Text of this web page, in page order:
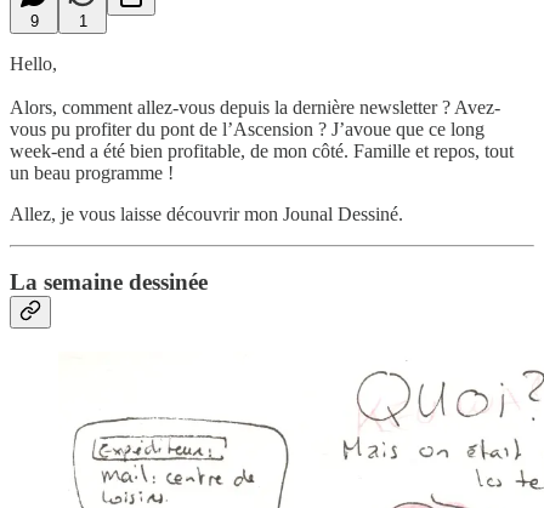
9 1
Hello,
Alors, comment allez-vous depuis la dernière newsletter ? Avez-
vous pu profiter du pont de l’Ascension ? J’avoue que ce long
week-end a été bien profitable, de mon côté. Famille et repos, tout
un beau programme !
Allez, je vous laisse découvrir mon Jounal Dessiné.
La semaine dessinée